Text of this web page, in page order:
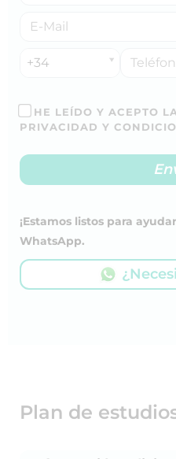
+34
HE LEÍDO Y ACEPTO
PRIVACIDAD Y
¡Estamos listos para
WhatsApp.
Plan de